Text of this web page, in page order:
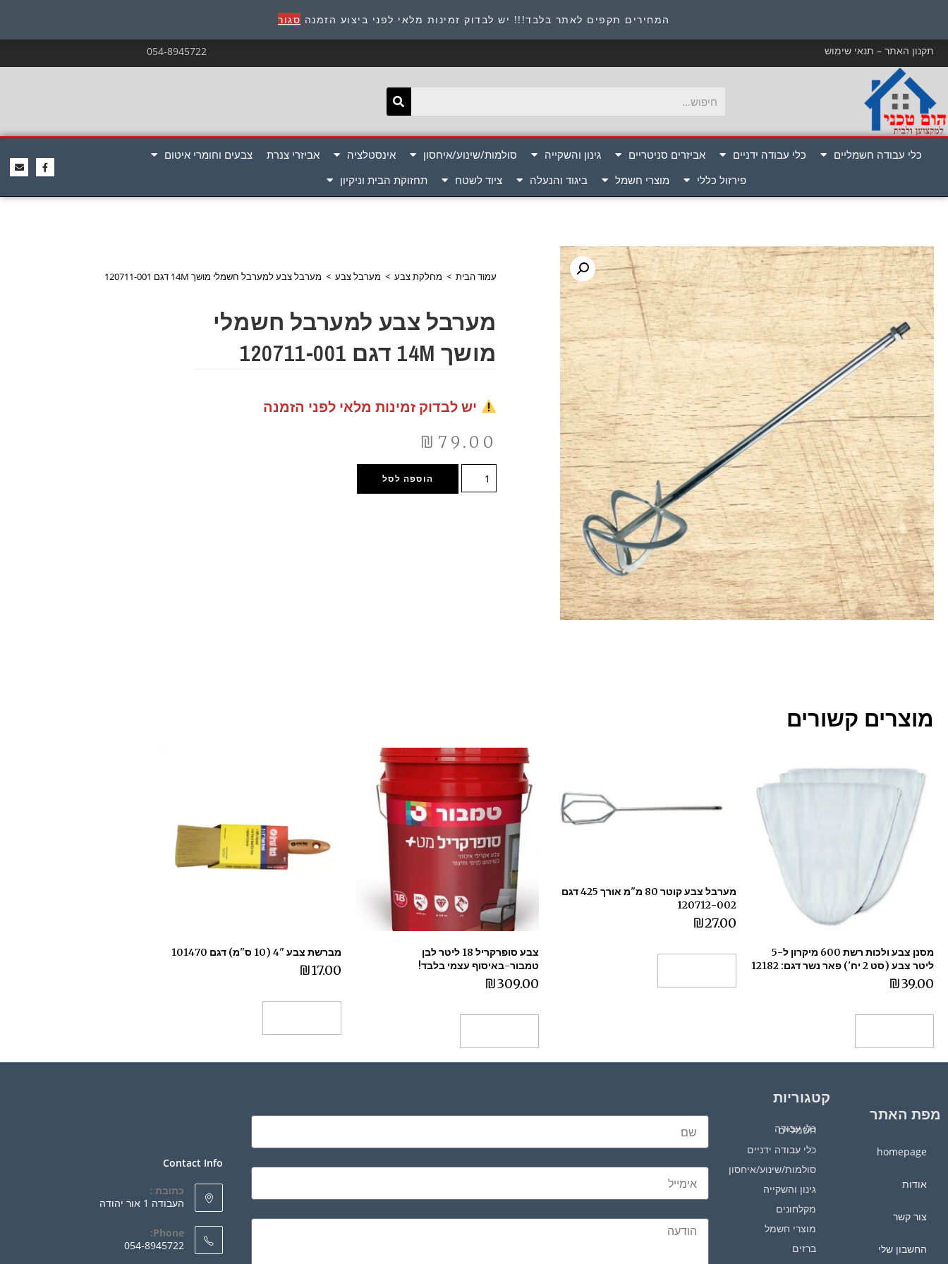
המחירים תקפים לאתר בלבד!!! יש לבדוק זמינות מלאי לפני ביצוע הזמנה סגור כתובת : היוזמים 9 אור יהודה שירות לקוחות 054-8945722
תקנון האתר – תנאי שימוש 054-8945722
כלי עבודה חשמליים כלי עבודה ידניים אביזרים סניטריים גינון והשקייה סולמות/שינוע/איחסון אינסטלציה אביזרי צנרת
צבעים וחומרי איטום
פירזול כללי
מוצרי חשמל ביגוד והנעלה ציוד לשטח תחזוקת הבית וניקיון
עמוד הבית > מחלקת צבע > מערבל צבע > מערבל צבע למערבל חשמלי מושך 14M דגם 120711-001
מערבל צבע למערבל חשמלי
מושך 14M דגם 120711-001
יש לבדוק זמינות מלאי לפני הזמנה
₪ 79.00
הוספה לסל
מוצרים קשורים
מסנן צבע ולכות רשת 600 מיקרון ל-5
ליטר צבע (סט 2 יח') פאר נשר דגם: 12182
₪39.00
מערבל צבע קוטר 80 מ"מ אורך 425 דגם
120712-002
₪27.00
צבע סופרקריל 18 ליטר לבן
טמבור-באיסוף עצמי בלבד!
₪309.00
מברשת צבע "4 (10 ס"מ) דגם 101470
₪17.00
מפת האתר
homepage
אודות
צור קשר
החשבון שלי
קטגוריות
כלי עבודה חשמליים
כלי עבודה ידניים
סולמות/שינוע/איחסון
גינון והשקייה
מקלחונים
מוצרי חשמל
ברזים
Contact Info
כתובת :
העבודה 1 אור יהודה
Phone:
054-8945722